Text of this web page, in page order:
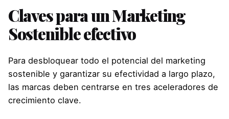
Claves para un Marketing
Sostenible efectivo
Para desbloquear todo el potencial del marketing
sostenible y garantizar su efectividad a largo plazo,
las marcas deben centrarse en tres aceleradores de
crecimiento clave.